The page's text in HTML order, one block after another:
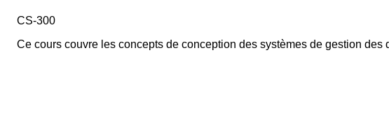
CS-300
Ce cours couvre les concepts de conception des systèmes de gestion